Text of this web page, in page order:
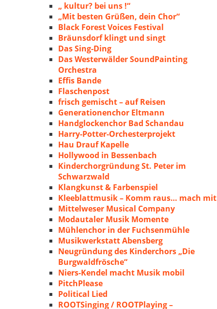
„ kultur? bei uns !“
„Mit besten Grüßen, dein Chor“
Black Forest Voices Festival
Bräunsdorf klingt und singt
Das Sing-Ding
Das Westerwälder SoundPainting
Orchestra
Effis Bande
Flaschenpost
frisch gemischt – auf Reisen
Generationenchor Eltmann
Handglockenchor Bad Schandau
Harry-Potter-Orchesterprojekt
Hau Drauf Kapelle
Hollywood in Bessenbach
Kinderchorgründung St. Peter im
Schwarzwald
Klangkunst & Farbenspiel
Kleeblattmusik – Komm raus… mach mit
Mittelweser Musical Company
Modautaler Musik Momente
Mühlenchor in der Fuchsenmühle
Musikwerkstatt Abensberg
Neugründung des Kinderchors „Die
Burgwaldfrösche“
Niers-Kendel macht Musik mobil
PitchPlease
Political Lied
ROOTSinging / ROOTPlaying –